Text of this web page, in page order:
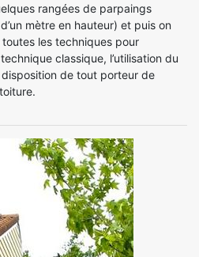
rangées de parpaings
mètre en hauteur) et puis on
les techniques pour
classique, l’utilisation du
de tout porteur de